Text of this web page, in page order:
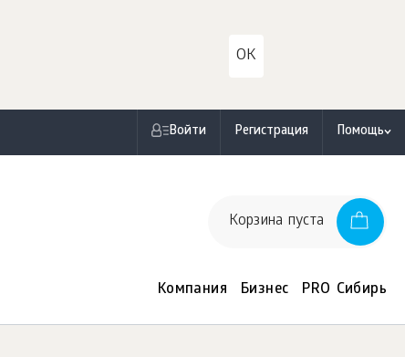
OK
Войти Регистрация Помощь
Корзина пуста
Компания Бизнес PRO Сибирь